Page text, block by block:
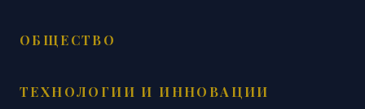
ОБЩЕСТВО
ТЕХНОЛОГИИ И ИННОВАЦИИ